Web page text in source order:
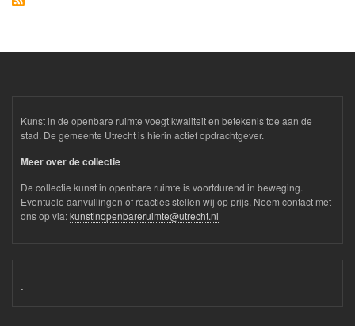
Kunst in de openbare ruimte voegt kwaliteit en betekenis toe aan de
stad. De gemeente Utrecht is hierin actief opdrachtgever.
Meer over de collectie
De collectie kunst in openbare ruimte is voortdurend in beweging.
Eventuele aanvullingen of reacties stellen wij op prijs. Neem contact met
ons op via:kunstinopenbareruimte@utrecht.nl
.